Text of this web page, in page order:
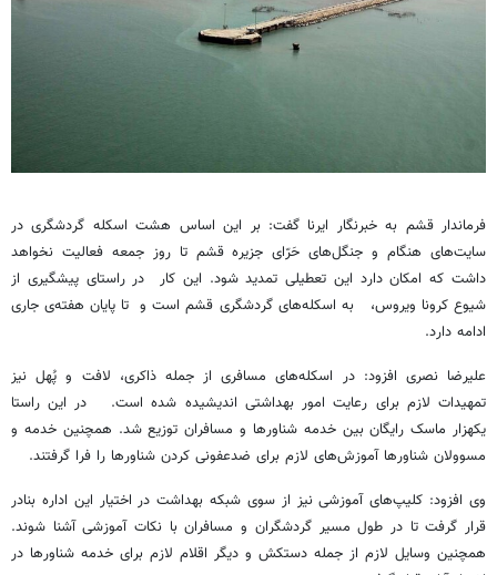
فرماندار قشم به خبرنگار ایرنا گفت: بر این اساس هشت اسکله گردشگری در
سایت‌های هنگام و جنگل‌های حَرّای جزیره قشم تا روز جمعه فعالیت نخواهد
داشت که امکان دارد این تعطیلی تمدید شود. این کار در راستای پیشگیری از
شیوع کرونا ویروس، به اسکله‌های گردشگری قشم است و تا پایان هفته‌ی جاری
ادامه دارد.
علیرضا نصری افزود: در اسکله‌های مسافری از جمله ذاکری، لافت و پُهل نیز
تمهیدات لازم برای رعایت امور بهداشتی اندیشیده شده است. در این راستا
یکهزار ماسک رایگان بین خدمه شناورها و مسافران توزیع شد. همچنین خدمه و
مسوولان شناورها آموزش‌های لازم برای ضدعفونی کردن شناورها را فرا گرفتند.
وی افزود: کلیپ‌های آموزشی نیز از سوی شبکه بهداشت در اختیار این اداره بنادر
قرار گرفت تا در طول مسیر گردشگران و مسافران با نکات آموزشی آشنا شوند.
همچنین وسایل لازم از جمله دستکش و دیگر اقلام لازم برای خدمه شناورها در